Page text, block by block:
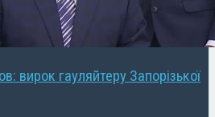
вирок гауляйтеру Запорізької